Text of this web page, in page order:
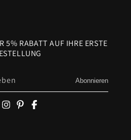
5% RABATT AUF IHRE ERSTE
Abonnieren